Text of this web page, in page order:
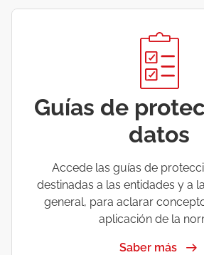
Guías de
datos
Accede las guías de
destinadas a las entidades y a
general, para aclarar
aplicación de la
Saber más